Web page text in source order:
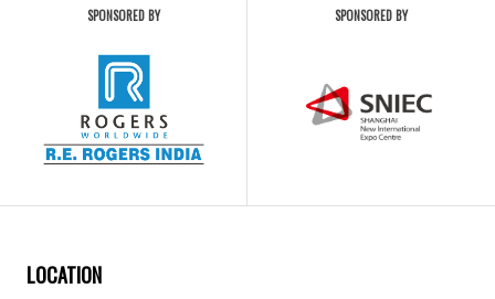
SPONSORED BY SPONSORED BY
LOCATION